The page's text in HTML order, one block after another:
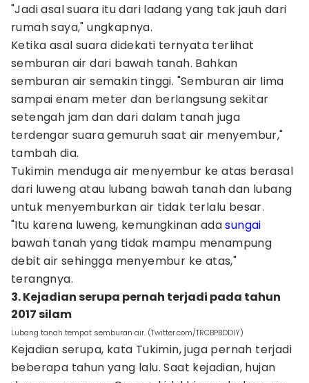
"Jadi asal suara itu dari ladang yang tak jauh dari
rumah saya," ungkapnya.
Ketika asal suara didekati ternyata terlihat
semburan air dari bawah tanah. Bahkan
semburan air semakin tinggi. "Semburan air lima
sampai enam meter dan berlangsung sekitar
setengah jam dan dari dalam tanah juga
terdengar suara gemuruh saat air menyembur,"
tambah dia.
Tukimin menduga air menyembur ke atas berasal
dari luweng atau lubang bawah tanah dan lubang
untuk menyemburkan air tidak terlalu besar.
"Itu karena luweng, kemungkinan adasungai
bawah tanah yang tidak mampu menampung
debit air sehingga menyembur ke atas,"
terangnya.
3. Kejadian serupa pernah terjadi pada tahun
2017 silam‎
Lubang tanah tempat semburan air. (Twitter.com/TRCBPBDDIY)
Kejadian serupa, kata Tukimin, juga pernah terjadi
beberapa tahun yang lalu. Saat kejadian, hujan